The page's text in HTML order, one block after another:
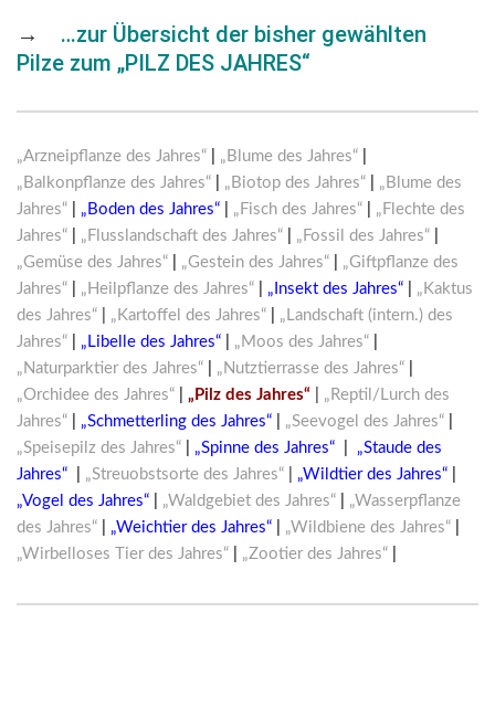
→ …zur Übersicht der bisher gewählten
Pilze zum „PILZ DES JAHRES“
„Arzneipflanze des Jahres“ „Blume des Jahres“
„Balkonpflanze des Jahres“
„Biotop des Jahres“
„Blume des
Jahres“
„Boden des Jahres“ „Fisch des Jahres“
„Flechte des
Jahres“
„Flusslandschaft des Jahres“ „Fossil des Jahres“
„Gemüse des Jahres“
„Gestein des Jahres“
„Giftpflanze des
Jahres“
„Heilpflanze des Jahres“ „Insekt des Jahres“
„Kaktus
des Jahres“
„Kartoffel des Jahres“
„Landschaft (intern.) des
Jahres“
„Libelle des Jahres“ „Moos des Jahres“
„Naturparktier des Jahres“
„Nutztierrasse des Jahres“
„Orchidee des Jahres“
„Pilz des Jahres“
„Reptil/Lurch des
Jahres“
„Schmetterling des Jahres“ „Seevogel des Jahres“
„Speisepilz des Jahres“
„Spinne des Jahres“
„Staude des
Jahres“
„Streuobstsorte des Jahres“ „Wildtier des Jahres“
„Vogel des Jahres“
„Waldgebiet des Jahres“
„Wasserpflanze
des Jahres“
„Weichtier des Jahres“ „Wildbiene des Jahres“
„Wirbelloses Tier des Jahres“
„Zootier des Jahres“